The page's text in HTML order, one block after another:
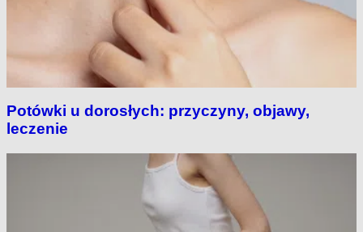
Potówki u dorosłych: przyczyny, objawy,
leczenie